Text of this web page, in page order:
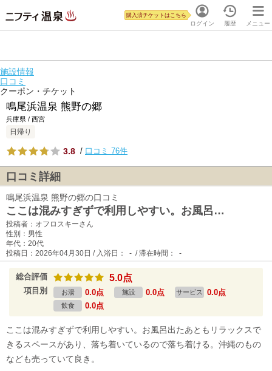
ログイン
購入済チケットはこちら
履歴 メニュー
施設情報
口コミ
クーポン・チケット
鳴尾浜温泉 熊野の郷
兵庫県 / 西宮
日帰り
3.8 / 口コミ 76件
口コミ詳細
鳴尾浜温泉 熊野の郷の口コミ
ここは混みすぎずで利用しやすい。お風呂…
投稿者：オフロスキーさん
性別：男性
年代：20代
投稿日：2026年04月30日 / 入浴日： - / 滞在時間： -
総合評価 5.0点
項目別 お湯 0.0点 施設 0.0点 サービス 0.0点
飲食 0.0点
ここは混みすぎずで利用しやすい。お風呂出たあともリラックスで
きるスペースがあり、落ち着いているので落ち着ける。沖縄のもの
なども売っていて良き。